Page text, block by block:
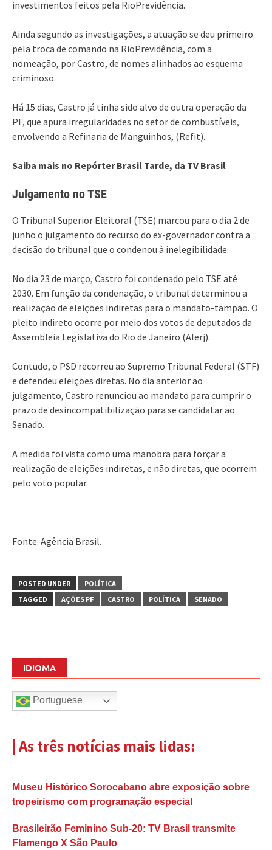
investimentos feitos pela RioPrevidência.
Ainda segundo as investigações, a atuação se deu primeiro
pela troca de comando na RioPrevidência, com a
nomeação, por Castro, de nomes alinhados ao esquema
criminoso.
Há 15 dias, Castro já tinha sido alvo de outra operação da
PF, que apura irregularidades no setor de combustíveis,
envolvendo a Refinaria de Manguinhos, (Refit).
Saiba mais no Repórter Brasil Tarde, da TV Brasil
Julgamento no TSE
O Tribunal Superior Eleitoral (TSE) marcou para o dia 2 de
junho o julgamento do recurso do ex-governador contra a
decisão do tribunal que o condenou à inelegibilidade.
No dia 23 de março, Castro foi condenado pelo TSE até
2030. Em função da condenação, o tribunal determinou a
realização de eleições indiretas para o mandato-tampão. O
pleito indireto ocorre por meio dos votos de deputados da
Assembleia Legislativa do Rio de Janeiro (Alerj).
Contudo, o PSD recorreu ao Supremo Tribunal Federal (STF)
e defendeu eleições diretas. No dia anterior ao
julgamento, Castro renunciou ao mandato para cumprir o
prazo de desincompatibilização para se candidatar ao
Senado.
A medida foi vista como uma manobra para forçar a
realização de eleições indiretas, e não diretas, que ocorrem
pelo voto popular.
Fonte: Agência Brasil.
POSTED UNDER
POLÍTICA
TAGGED
AÇÕES PF CASTRO POLÍTICA SENADO
IDIOMA
Portuguese
| As três notícias mais lidas:
Museu Histórico Sorocabano abre exposição sobre
tropeirismo com programação especial
Brasileirão Feminino Sub-20: TV Brasil transmite
Flamengo X São Paulo